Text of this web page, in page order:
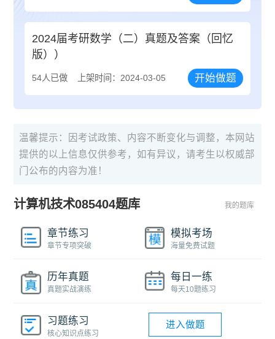
2024届考研数学（二）真题及答案（回忆
版））
54人已做 上架时间：2024-03-05 开始做题
温馨提示：因考试政策、内容不断变化与调整，本网站
提供的以上信息仅供参考，如有异议，请考生以权威部
门公布的内容为准！
计算机技术085404题库 我的题库
章节练习
章节专项突破
模拟考场
海量免费试题
历年真题
真题实战演练
每日一练
每天10题练习
习题练习
核心知识点练习
进入做题